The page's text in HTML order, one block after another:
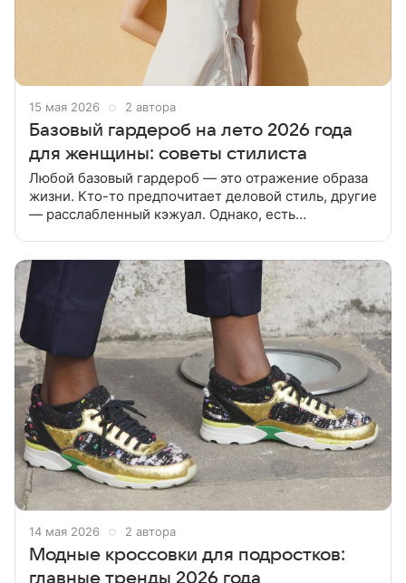
15 мая 2026 2 автора
Базовый гардероб на лето 2026 года
для женщины: советы стилиста
Любой базовый гардероб — это отражение образа
жизни. Кто-то предпочитает деловой стиль, другие
— расслабленный кэжуал. Однако, есть
14 мая 2026 2 автора
Модные кроссовки для подростков:
главные тренды 2026 года